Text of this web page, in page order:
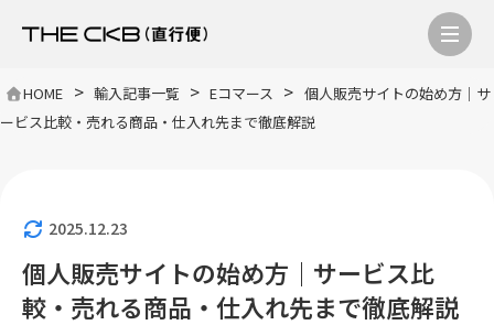
HOME > 輸入記事一覧 > Eコマース > 個人販売サイトの始め方｜サ
ービス比較・売れる商品・仕入れ先まで徹底解説
2025.12.23
個人販売サイトの始め方｜サービス比
較・売れる商品・仕入れ先まで徹底解説